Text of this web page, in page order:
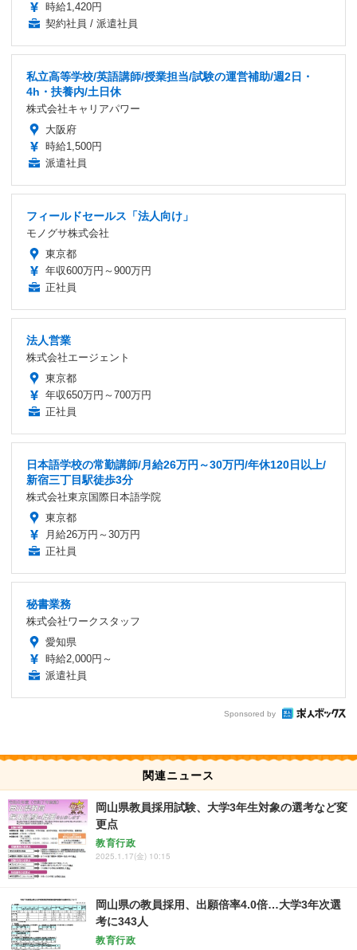
時給1,420円
契約社員 / 派遣社員
私立高等学校/英語講師/授業担当/試験の運営補助/週2日・
4h・扶養内/土日休
株式会社キャリアパワー
大阪府
時給1,500円
派遣社員
フィールドセールス「法人向け」
モノグサ株式会社
東京都
年収600万円～900万円
正社員
法人営業
株式会社エージェント
東京都
年収650万円～700万円
正社員
日本語学校の常勤講師/月給26万円～30万円/年休120日以上/
新宿三丁目駅徒歩3分
株式会社東京国際日本語学院
東京都
月給26万円～30万円
正社員
秘書業務
株式会社ワークスタッフ
愛知県
時給2,000円～
派遣社員
Sponsored by
関連ニュース
岡山県教員採用試験、大学3年生対象の選考など変
更点
教育行政
2025.1.17(金) 10:15
岡山県の教員採用、出願倍率4.0倍…大学3年次選
考に343人
教育行政